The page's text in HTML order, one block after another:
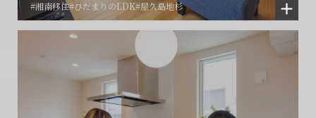
#湘南移住#ひだまりのLDK#屋久島地杉